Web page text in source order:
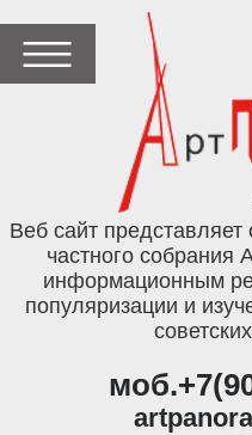
Веб сайт представляет
частного собрания
информационным
популяризации и